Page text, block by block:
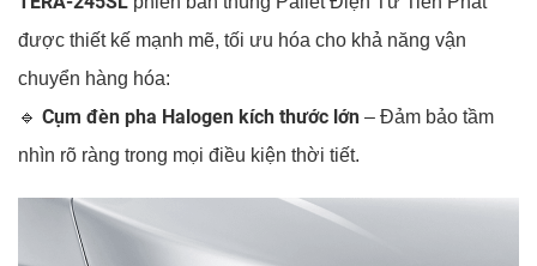
được thiết kế mạnh mẽ, tối ưu hóa cho khả năng vận
chuyển hàng hóa:
🔹 Cụm đèn pha Halogen kích thước lớn – Đảm bảo tầm
nhìn rõ ràng trong mọi điều kiện thời tiết.